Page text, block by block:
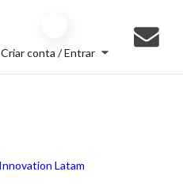
Criar conta / Entrar